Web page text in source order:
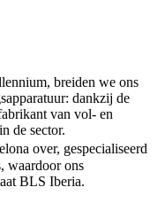
breiden we ons
dankzij de
van vol- en
de sector.
over, gespecialiseerd
waardoor ons
BLS Iberia.